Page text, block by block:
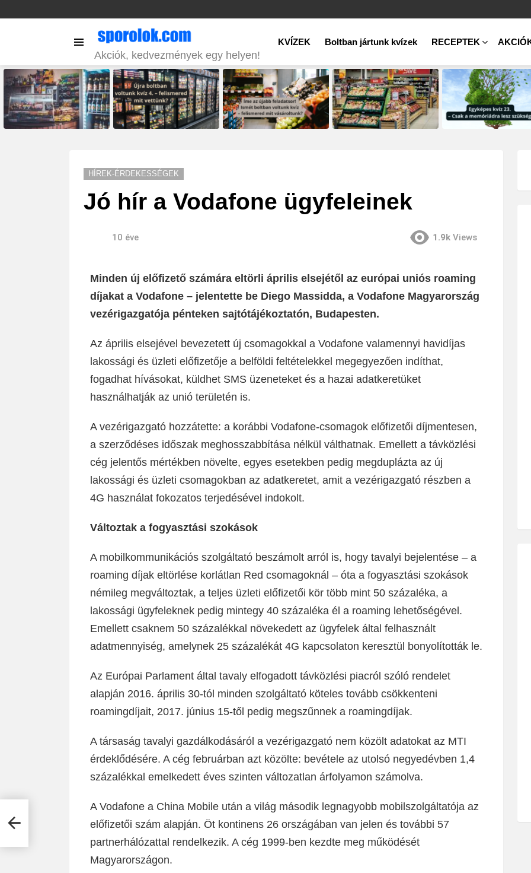
Akciók, kedvezmények egy helyen!
KVÍZEK Boltban jártunk kvízek RECEPTEK
STORIES
HÍREK-ÉRDEKESSÉGEK
Jó hír a Vodafone ügyfeleinek
10 éve 1.9k Views
Minden új előfizető számára eltörli április elsejétől az európai uniós roaming
díjakat a Vodafone – jelentette be Diego Massidda, a Vodafone Magyarország
vezérigazgatója pénteken sajtótájékoztatón, Budapesten.
Az április elsejével bevezetett új csomagokkal a Vodafone valamennyi havidíjas
lakossági és üzleti előfizetője a belföldi feltételekkel megegyezően indíthat,
fogadhat hívásokat, küldhet SMS üzeneteket és a hazai adatkeretüket
használhatják az unió területén is.
A vezérigazgató hozzátette: a korábbi Vodafone-csomagok előfizetői díjmentesen,
a szerződéses időszak meghosszabbítása nélkül válthatnak. Emellett a távközlési
cég jelentős mértékben növelte, egyes esetekben pedig megduplázta az új
lakossági és üzleti csomagokban az adatkeretet, amit a vezérigazgató részben a
4G használat fokozatos terjedésével indokolt.
Változtak a fogyasztási szokások
A mobilkommunikációs szolgáltató beszámolt arról is, hogy tavalyi bejelentése – a
roaming díjak eltörlése korlátlan Red csomagoknál – óta a fogyasztási szokások
némileg megváltoztak, a teljes üzleti előfizetői kör több mint 50 százaléka, a
lakossági ügyfeleknek pedig mintegy 40 százaléka él a roaming lehetőségével.
Emellett csaknem 50 százalékkal növekedett az ügyfelek által felhasznált
adatmennyiség, amelynek 25 százalékát 4G kapcsolaton keresztül bonyolították le.
Az Európai Parlament által tavaly elfogadott távközlési piacról szóló rendelet
alapján 2016. április 30-tól minden szolgáltató köteles tovább csökkenteni
roamingdíjait, 2017. június 15-től pedig megszűnnek a roamingdíjak.
A társaság tavalyi gazdálkodásáról a vezérigazgató nem közölt adatokat az MTI
érdeklődésére. A cég februárban azt közölte: bevétele az utolsó negyedévben 1,4
százalékkal emelkedett éves szinten változatlan árfolyamon számolva.
A Vodafone a China Mobile után a világ második legnagyobb mobilszolgáltatója az
előfizetői szám alapján. Öt kontinens 26 országában van jelen és további 57
partnerhálózattal rendelkezik. A cég 1999-ben kezdte meg működését
Magyarországon.